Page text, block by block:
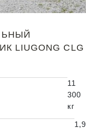
LIUGONG CLG
11
300
кг
1,9